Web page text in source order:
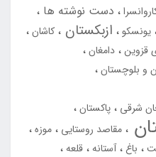
دست نوشته ها
یونسکو ازبکستان
کاشان
قزوین دامغان
و بلوچستان
شرقی
پاکستان
مقاصد روستایی
موزه
باغ آستانه قلعه